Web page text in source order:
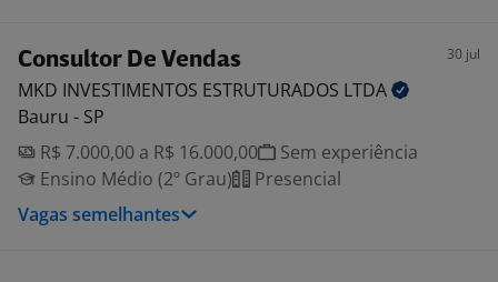
Consultor De Vendas 30 jul
MKD INVESTIMENTOS ESTRUTURADOS LTDA
Bauru - SP
R$ 7.000,00 a R$ 16.000,00
Sem experiência
Ensino Médio (2º Grau)
Presencial
Vagas semelhantes